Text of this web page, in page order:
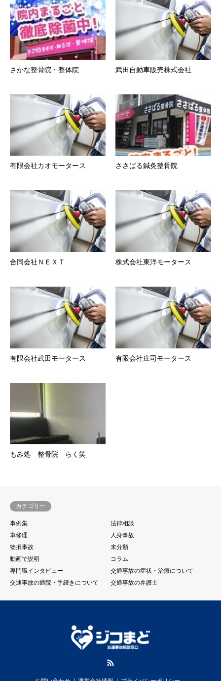
さかな整骨院・整体院 武田自動車販売株式会社
有限会社カオモータース ささばる鍼灸整骨院
合同会社ＮＥＸＴ 株式会社東洋モータース
有限会社武田モータース 有限会社庄司モータース
もみ処 整骨院 らく笑
カテゴリー
事例集
法律相談
車修理
人身事故
物損事故
未分類
動画で説明
コラム
専門職インタビュー
交通事故の症状・治療について
交通事故の通院・手続きについて
交通事故の弁護士